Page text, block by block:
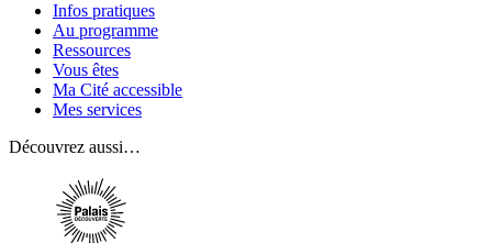
Infos pratiques
Au programme
Ressources
Vous êtes
Ma Cité accessible
Mes services
Découvrez aussi…